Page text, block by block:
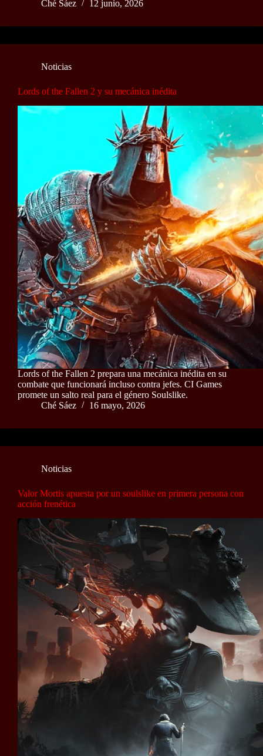
Ché Sáez 12 junio, 2026
Noticias
Lords of the Fallen 2 y su mecánica inédita
Lords of the Fallen 2 prepara una mecánica inédita en su
combate que funcionará incluso contra jefes. CI Games
promete un salto real para el género Soulslike.
Ché Sáez
16 mayo, 2026
Noticias
Valor Mortis apuesta por un soulslike en primera persona con
acción frenética